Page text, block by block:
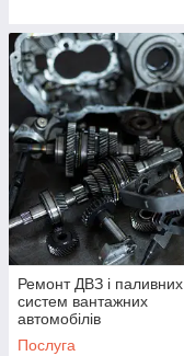
Ремонт ДВЗ і паливних
систем вантажних
автомобілів
Послуга